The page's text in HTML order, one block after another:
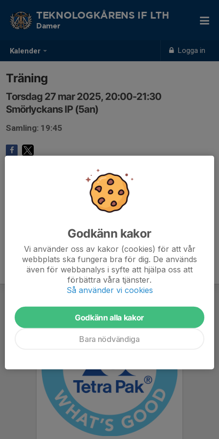
Kalender Logga in
TEKNOLOGKÅRENS IF LTH
Damer
Träning
Torsdag 27 mar 2025, 20:00-21:30
Smörlyckans IP (5an)
Samling: 19:45
Godkänn kakor
Vi använder oss av kakor (cookies) för att vår
webbplats ska fungera bra för dig. De används
även för webbanalys i syfte att hjälpa oss att
förbättra våra tjänster.
Så använder vi cookies
Godkänn alla kakor
Bara nödvändiga